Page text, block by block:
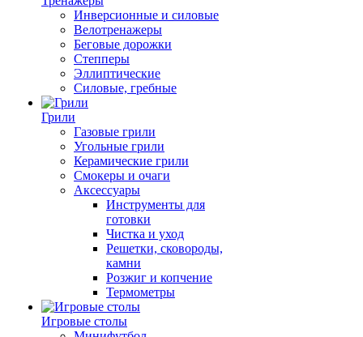
Инверсионные и силовые
Велотренажеры
Беговые дорожки
Степперы
Эллиптические
Силовые, гребные
Грили
Газовые грили
Угольные грили
Керамические грили
Смокеры и очаги
Аксессуары
Инструменты для
готовки
Чистка и уход
Решетки, сковороды,
камни
Розжиг и копчение
Термометры
Игровые столы